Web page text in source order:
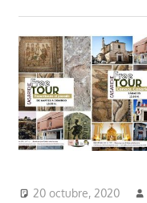
20 octubre, 2020